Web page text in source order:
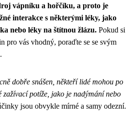
vápníku a hořčíku, a proto je
interakce s některými léky, jako
nebo léky na štítnou žlázu. Pokud si
pro vás vhodný, poraďte se se svým
dobře snášen, někteří lidé mohou po
potíže, jako je nadýmání nebo
jsou obvykle mírné a samy odezní.